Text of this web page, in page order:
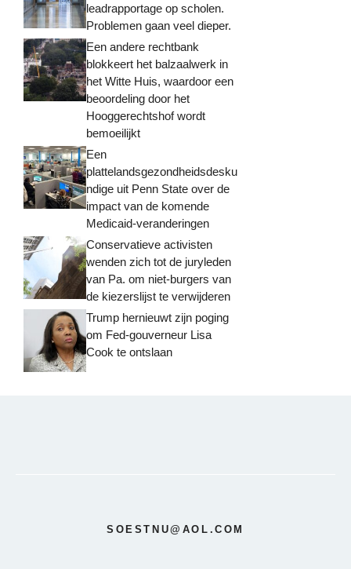
leadrapportage op scholen.
Problemen gaan veel dieper.
Een andere rechtbank
blokkeert het balzaalwerk in
het Witte Huis, waardoor een
beoordeling door het
Hooggerechtshof wordt
bemoeilijkt
Een
plattelandsgezondheidsdesku
ndige uit Penn State over de
impact van de komende
Medicaid-veranderingen
Conservatieve activisten
wenden zich tot de juryleden
van Pa. om niet-burgers van
de kiezerslijst te verwijderen
Trump hernieuwt zijn poging
om Fed-gouverneur Lisa
Cook te ontslaan
SOESTNU@AOL.COM